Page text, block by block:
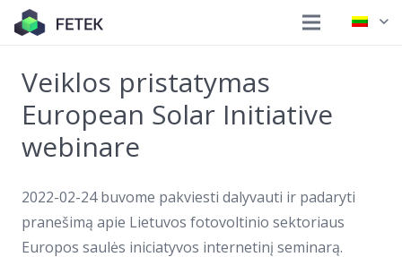
Veiklos pristatymas
European Solar Initiative
webinare
2022-02-24 buvome pakviesti dalyvauti ir padaryti
pranešimą apie Lietuvos fotovoltinio sektoriaus
Europos saulės iniciatyvos internetinį seminarą.